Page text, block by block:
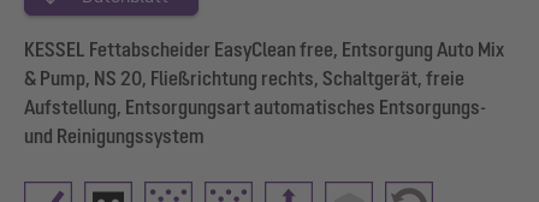
KESSEL Fettabscheider EasyClean free, Entsorgung Auto Mix
& Pump, NS 20, Fließrichtung rechts, Schaltgerät, freie
Aufstellung, Entsorgungsart automatisches Entsorgungs-
und Reinigungssystem